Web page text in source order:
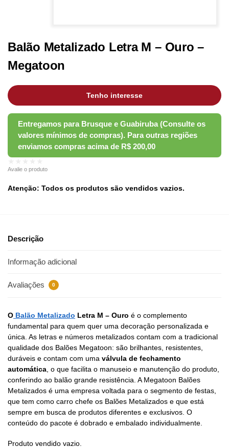
Balão Metalizado Letra M – Ouro –
Megatoon
Tenho interesse
Avalie o produto
Atenção: Todos os produtos são vendidos vazios.
Descrição
Informação adicional
Avaliações 0
O Balão Metalizado Letra M – Ouro é o complemento
fundamental para quem quer uma decoração personalizada e
única. As letras e números metalizados contam com a tradicional
qualidade dos Balões Megatoon: são brilhantes, resistentes,
duráveis e contam com uma válvula de fechamento
automática , o que facilita o manuseio e manutenção do produto,
conferindo ao balão grande resistência. A Megatoon Balões
Metalizados é uma empresa voltada para o segmento de festas,
que tem como carro chefe os Balões Metalizados e que está
sempre em busca de produtos diferentes e exclusivos. O
conteúdo do pacote é dobrado e embalado individualmente.
Produto vendido vazio.